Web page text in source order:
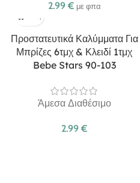
2.99 € με φπα
Προστατευτικά Καλύμματα Για
Μπρίζες 6τμχ & Κλειδί 1τμχ
Bebe Stars 90-103
Άμεσα Διαθέσιμο
2.99 €